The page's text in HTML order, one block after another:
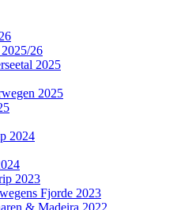
26
2025
2025
2024
2023
Fjorde 2023
& Madeira 2022